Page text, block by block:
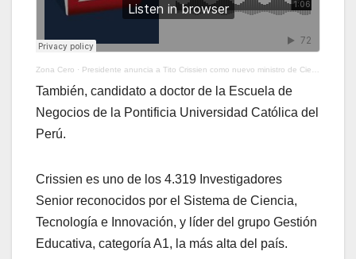
Zona Cero · Presidente anuncia a Tito Crissien como nuevo ministro de Ciencia, Tecnología e Innovación
También, candidato a doctor de la Escuela de
Negocios de la Pontificia Universidad Católica del
Perú.
Crissien es uno de los 4.319 Investigadores
Senior reconocidos por el Sistema de Ciencia,
Tecnología e Innovación, y líder del grupo Gestión
Educativa, categoría A1, la más alta del país.